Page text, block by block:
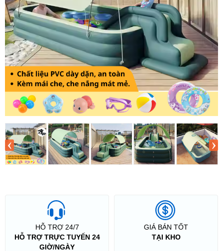
‹ ›
HỖ TRỢ 24/7
HỖ TRỢ TRỰC TUYẾN 24
GIỜ/NGÀY
GIÁ BÁN TỐT
TẠI KHO